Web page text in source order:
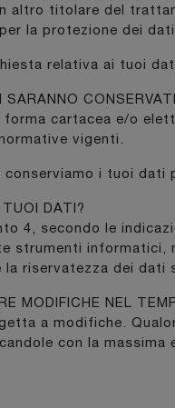
altro titolare del
la protezione dei
relativa ai tuoi
forma cartacea e/o
vigenti.
i tuoi dati
DATI?
4, secondo le
strumenti
riservatezza dei dati
MODIFICHE NEL
a modifiche.
con la